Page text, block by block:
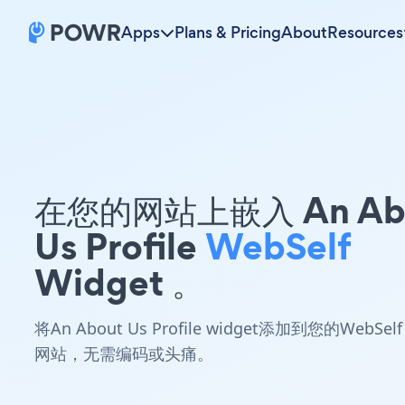
Apps Plans & PricingAboutResources
在您的网站上嵌入 An
Us ProfileWebSelf
Widget 。
将An About Us Profile widget添加到您的WebSelf
网站，无需编码或头痛。